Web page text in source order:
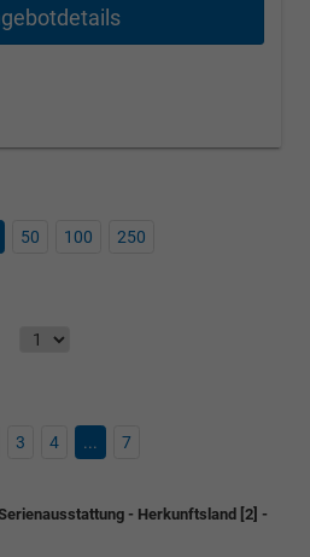
50 100 250
3 4 ... 7
- Herkunftsland [2] -